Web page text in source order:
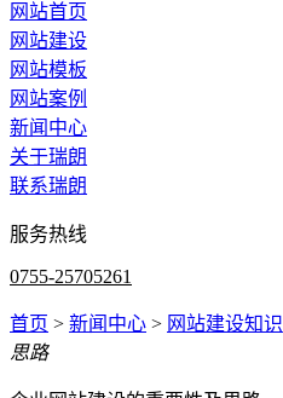
网站首页
网站建设
网站模板
网站案例
新闻中心
关于瑞朗
联系瑞朗
服务热线
0755-25705261
首页 > 新闻中心 > 网站建设知识
思路